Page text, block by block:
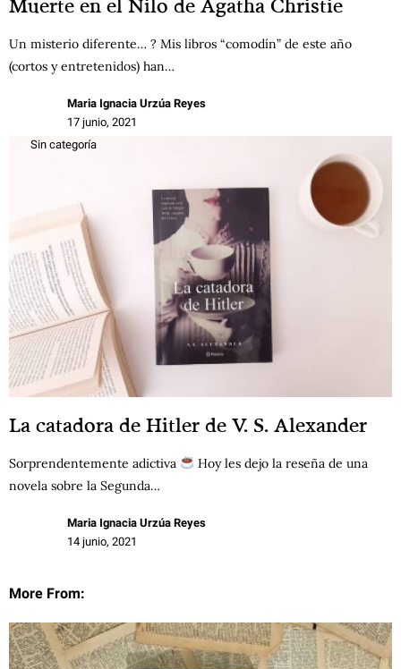
Un misterio diferente… ? Mis libros “comodín” de este año
(cortos y entretenidos) han…
Maria Ignacia Urzúa Reyes
17 junio, 2021
Sin categoría
La catadora de Hitler de V. S. Alexander
Sorprendentemente adictiva
Hoy les dejo la reseña de una
novela sobre la Segunda…
Maria Ignacia Urzúa Reyes
14 junio, 2021
More From: